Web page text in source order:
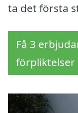
ta det första
Få 3
förpliktelser